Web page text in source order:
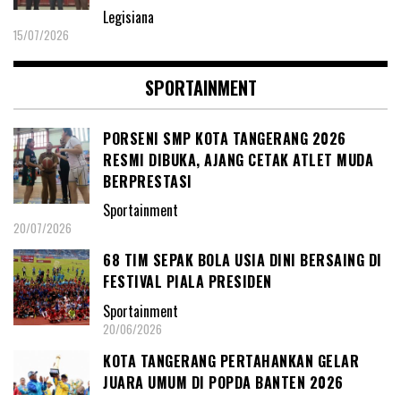
Legisiana
15/07/2026
SPORTAINMENT
PORSENI SMP KOTA TANGERANG 2026
RESMI DIBUKA, AJANG CETAK ATLET MUDA
BERPRESTASI
Sportainment
20/07/2026
68 TIM SEPAK BOLA USIA DINI BERSAING DI
FESTIVAL PIALA PRESIDEN
Sportainment
20/06/2026
KOTA TANGERANG PERTAHANKAN GELAR
JUARA UMUM DI POPDA BANTEN 2026